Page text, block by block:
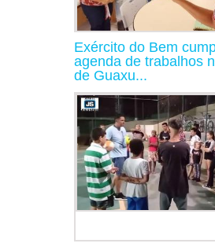
Exército do Bem
agenda de trabalhos
de Guaxu...